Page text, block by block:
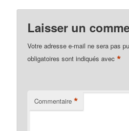
Laisser un
Votre adresse e-mail ne sera pas
obligatoires sont indiqués avec*
Commentaire *